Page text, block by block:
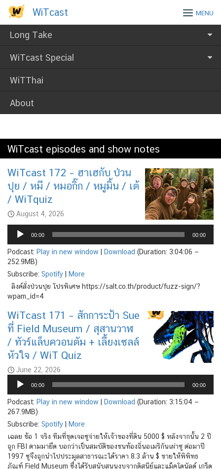
Skip
content
WiTcast
Long Take
WiTcast Special
WiTThai
About
WiTcast MENU
WiTcast episodes and show notes
WiTcast 172 – ฮาเฮกับ ป่วน
ปุย / หมี / หมอกิ๊ก / หมูมิ้น / เต้
/ WiTquiz
August 4, 2026
Audio
Player
00:00 00:00
Podcast: Play in new window Download (Duration: 3:04:06 —
252.9MB)
Subscribe: Spotify
More
ลิงค์สั่งป่วนปุย โปรพิเศษ https://salt.co.th/product/fuzz-sign/?
wpam_id=4
WiTcast 171 – สักการะป้า Sue
ที่ Field Museum / สุสานวาฬ
/ ทัวร์แล็บควอนตัม + เลี้ยงเซลล์
หัวใจ / WiT Quiz
June 22, 2026
Audio
Player
00:00 00:00
Podcast: Play in new window Download (Duration: 3:15:04 —
267.9MB)
Subscribe: Spotify
More
เฉลย ข้อ 1 จริง ทีมที่ขุดเจอซูจ่ายให้เจ้าของที่ดิน 5000 $ หลังจากนั้น 2 ปี
ถูก FBI ตามมายึด บอกว่าเป็นสมบัติของชนท้องถิ่นอเมริกันเผ่าซู ต่อมาปี
1997 ซูจึงถูกนำไปประมูลสาธารณะได้ราคา 8.3 ล้าน $ ขายให้พิพิทธ
ภัณฑ์ Field Museum ซึ่งได้รับสนับสนุนงบจากดิสนีย์และแม็คโดนัลด์ เกร็ด